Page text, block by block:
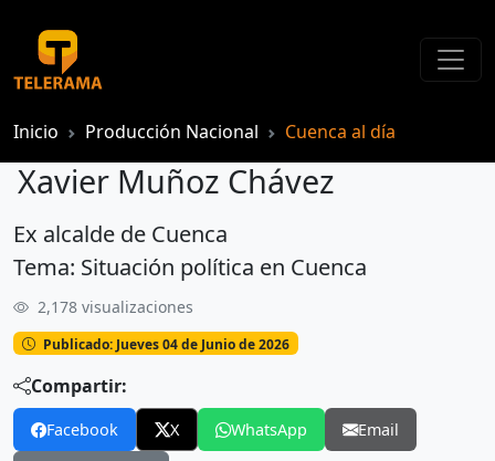
Inicio Producción Nacional Cuenca al día
Xavier Muñoz Chávez
Xavier Muñoz Chávez
Ex alcalde de Cuenca
Tema: Situación política en Cuenca
2,178 visualizaciones
Publicado: Jueves 04 de Junio de 2026
Compartir:
Facebook X WhatsApp Email